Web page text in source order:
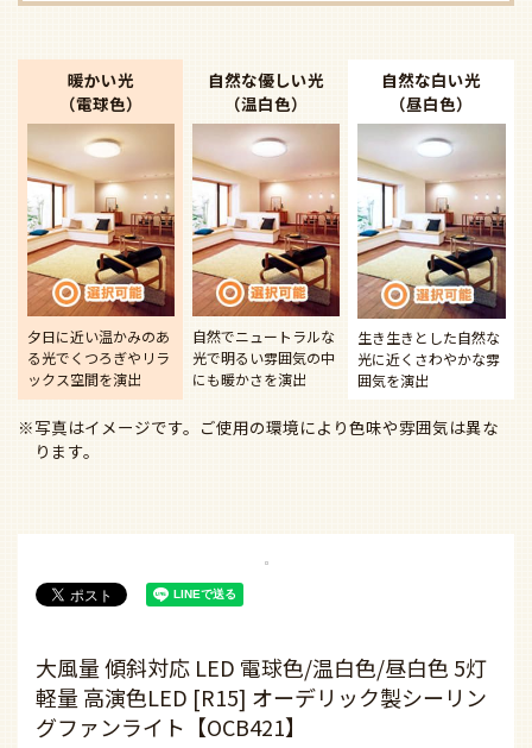
暖かい光
（電球色）
夕日に近い温かみのあ
る光でくつろぎやリラ
ックス空間を演出
自然な優しい光
（温白色）
自然でニュートラルな
光で明るい雰囲気の中
にも暖かさを演出
自然な白い光
（昼白色）
生き生きとした自然な
光に近く さわやかな雰
囲気を演出
※写真はイメージです。ご使用の環境により色味や雰囲気は異な
ります。